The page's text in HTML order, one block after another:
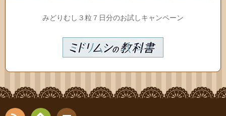
みどりむし３粒７日分のお試しキャンペーン